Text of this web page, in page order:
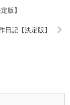
版】
日記【決定版】